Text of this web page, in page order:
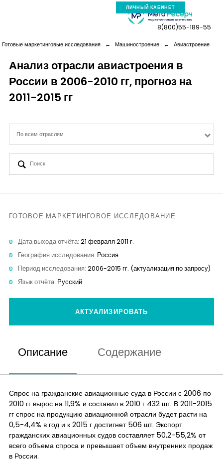
ЛИЧНЫЙ КАБИНЕТ
Компания
Новая реальность
Кейсы
8(800)55-189-55
Готовые маркетинговые исследования ← Машиностроение ← Авиастроение
Анализ отрасли авиастроения в
России в 2006-2010 гг, прогноз на
2011-2015 гг
По всем отраслям
ГОТОВОЕ МАРКЕТИНГОВОЕ ИССЛЕДОВАНИЕ
Дата выхода отчёта: 21 февраля 2011 г.
География исследования: Россия
Период исследования: 2006-2015 гг. (актуализация по запросу)
Язык отчёта: Русский
АКТУАЛИЗИРОВАТЬ
Описание Содержание
Спрос на гражданские авиационные суда в России с 2006 по
2010 гг вырос на 11,9% и составил в 2010 г 432 шт. В 2011-2015
гг спрос на продукцию авиационной отрасли будет расти на
0,5-4,4% в год и к 2015 г достигнет 506 шт. Экспорт
гражданских авиационных судов составляет 50,2-55,2% от
всего объема спроса и превышает объем внутренних продаж
в России.